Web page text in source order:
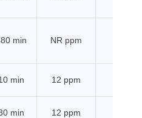
min NR ppm
min 12 ppm
min 12 ppm